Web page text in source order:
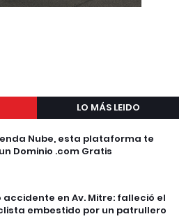
LO MÁS LEIDO
Nube, esta plataforma te
Dominio .com Gratis
accidente en Av. Mitre: falleció el
embestido por un patrullero